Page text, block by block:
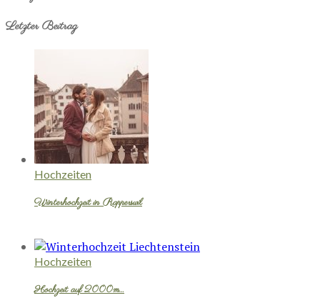
Letzter Beitrag
Hochzeiten
Winterhochzeit in Rapperswil
Hochzeiten
Hochzeit auf 2000m…